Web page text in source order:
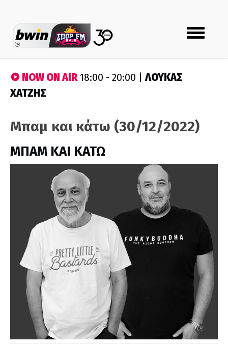
Toggle
navigation
NOW ON AIR18:00 - 20:00 |ΛΟΥΚΑΣ
ΧΑΤΖΗΣ
Μπαμ και κάτω (30/12/2022)
ΜΠΑΜ ΚΑΙ ΚΑΤΩ